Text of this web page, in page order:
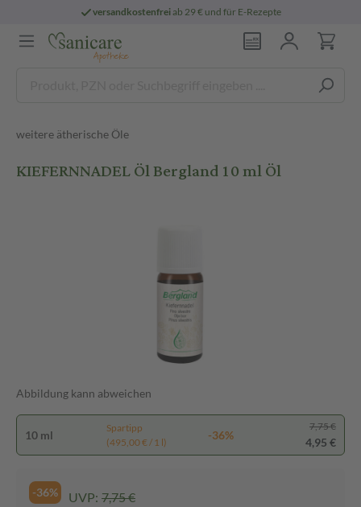
versandkostenfreiab 29 € und für E-Rezepte
weitere ätherische Öle
KIEFERNNADEL Öl Bergland 10 ml Öl
Abbildung kann abweichen
10 ml
Spartipp
(495,00 € / 1 l)
-36%
7,75 €
4,95 €
-36% UVP: 7,75 €